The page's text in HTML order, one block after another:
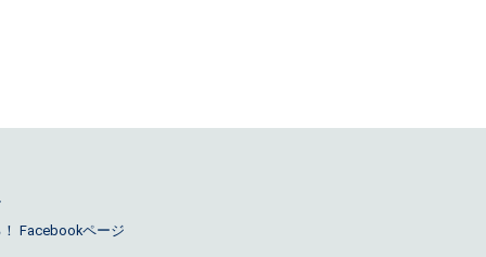
Facebookページ